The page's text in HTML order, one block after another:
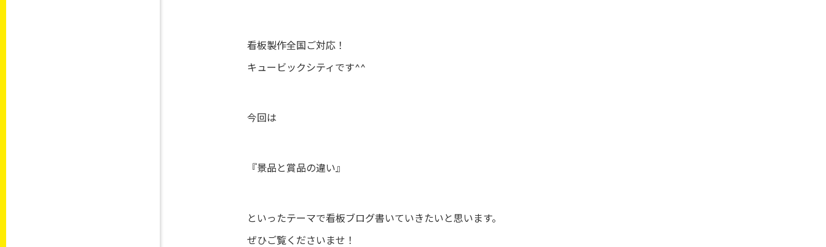
看板製作全国ご対応！
キュービックシティです^^
今回は
『景品と賞品の違い』
といったテーマで看板ブログ書いていきたいと思います。
ぜひご覧くださいませ！